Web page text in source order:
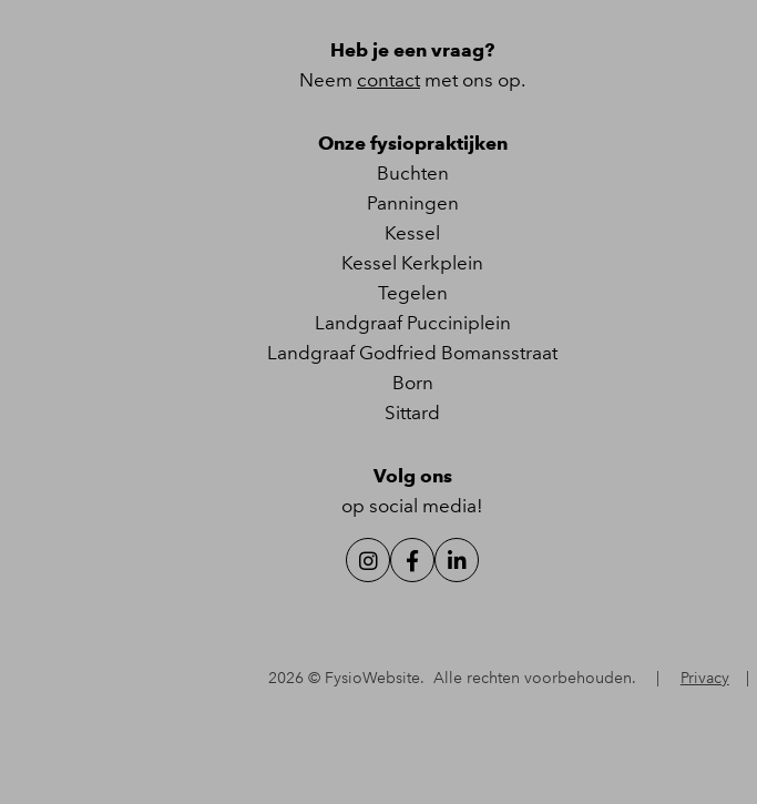
Heb je een vraag?
Neem contact met ons op.
Onze fysiopraktijken
Buchten
Panningen
Kessel
Kessel Kerkplein
Tegelen
Landgraaf Pucciniplein
Landgraaf Godfried Bomansstraat
Born
Sittard
Volg ons
op social media!
2026 © FysioWebsite. Alle rechten voorbehouden. Privacy